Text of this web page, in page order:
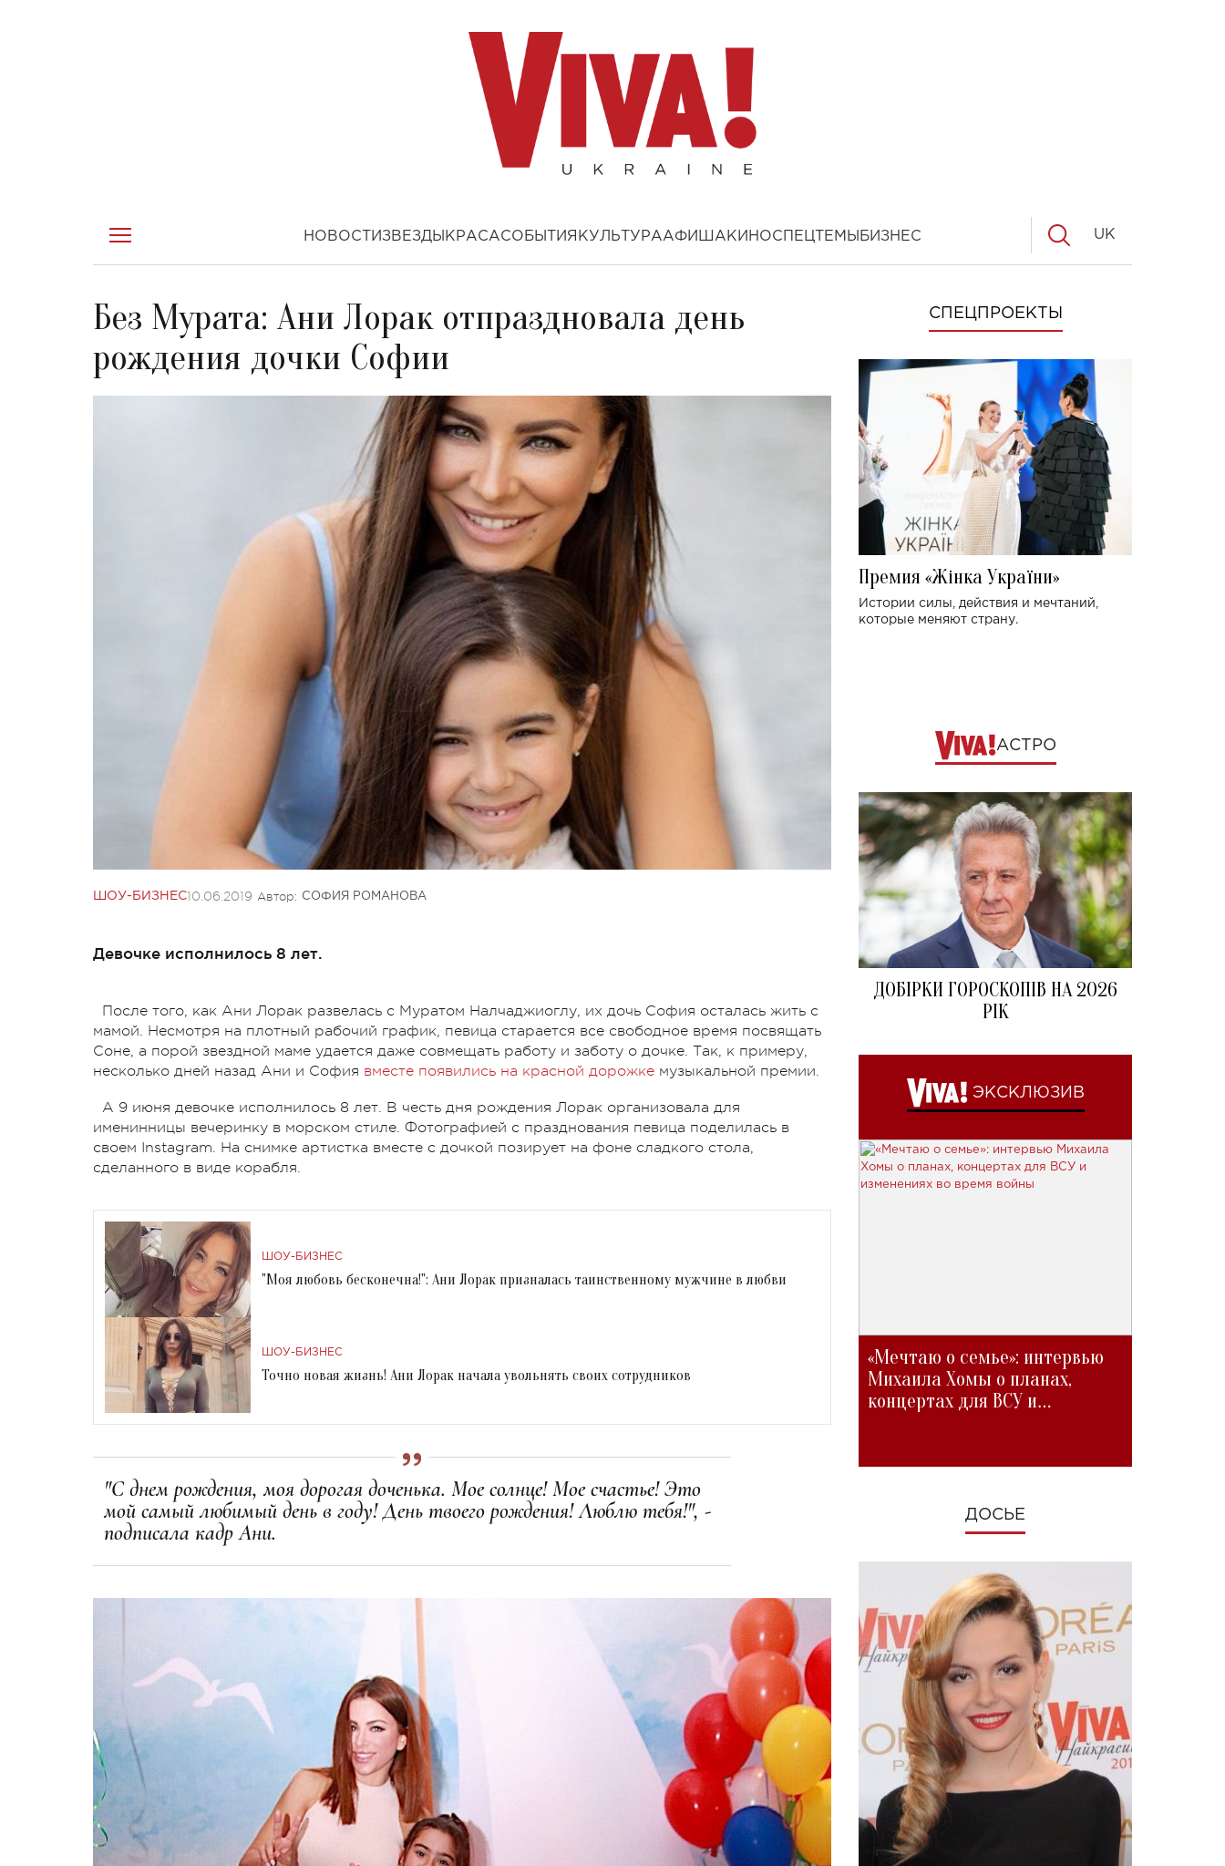
НОВОСТИ ЗВЕЗДЫ КРАСАСОБЫТИЯ КУЛЬТУРААФИША КИНОСПЕЦТЕМЫ БИЗНЕС UK
Без Мурата: Ани Лорак отпраздновала день
рождения дочки Софии
ШОУ-БИЗНЕС10.06.2019 Автор: СОФИЯ РОМАНОВА
Девочке исполнилось 8 лет.
После того, как Ани Лорак развелась с Муратом Налчаджиоглу, их дочь София осталась жить с
мамой. Несмотря на плотный рабочий график, певица старается все свободное время посвящать
Соне, а порой звездной маме удается даже совмещать работу и заботу о дочке. Так, к примеру,
несколько дней назад Ани и София вместе появились на красной дорожке музыкальной премии.
А 9 июня девочке исполнилось 8 лет. В честь дня рождения Лорак организовала для
именинницы вечеринку в морском стиле. Фотографией с празднования певица поделилась в
своем Instagram. На снимке артистка вместе с дочкой позирует на фоне сладкого стола,
сделанного в виде корабля.
ШОУ-БИЗНЕС
"Моя любовь бесконечна!": Ани Лорак призналась таинственному мужчине в любви
ШОУ-БИЗНЕС
Точно новая жизнь! Ани Лорак начала увольнять своих сотрудников
"С днем рождения, моя дорогая доченька. Мое солнце! Мое счастье! Это
мой самый любимый день в году! День твоего рождения! Люблю тебя!", -
подписала кадр Ани.
СПЕЦПРОЕКТЫ
Премия «Жінка України»
Истории силы, действия и мечтаний,
которые меняют страну.
АСТРО
ДОБІРКИ ГОРОСКОПІВ НА 2026
РІК
ЭКСКЛЮЗИВ
«Мечтаю о семье»: интервью
Михаила Хомы о планах,
концертах для ВСУ и
ДОСЬЕ